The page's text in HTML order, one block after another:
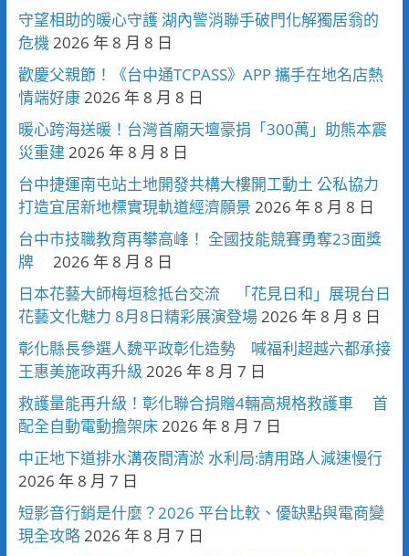
守望相助的暖心守護 湖內警消聯手破門化解獨居翁的
危機2026 年 8 月 8 日
歡慶父親節！《台中通TCPASS》APP 攜手在地名店熱
情端好康2026 年 8 月 8 日
暖心跨海送暖！台灣首廟天壇豪捐「300萬」助熊本震
災重建 2026 年 8 月 8 日
台中捷運南屯站土地開發共構大樓開工動土 公私協力
打造宜居新地標實現軌道經濟願景 2026 年 8 月 8 日
台中市技職教育再攀高峰！ 全國技能競賽勇奪23面獎
牌
2026 年 8 月 8 日
日本花藝大師梅垣稔抵台交流 「花見日和」展現台日
花藝文化魅力 8月8日精彩展演登場2026 年 8 月 8 日
彰化縣長參選人魏平政彰化造勢 喊福利超越六都承接
王惠美施政再升級 2026 年 8 月 7 日
救護量能再升級！彰化聯合捐贈4輛高規格救護車 首
配全自動電動擔架床2026 年 8 月 7 日
中正地下道排水溝夜間清淤 水利局:請用路人減速慢行
2026 年 8 月 7 日
短影音行銷是什麼？2026 平台比較、優缺點與電商變
現全攻略2026 年 8 月 7 日